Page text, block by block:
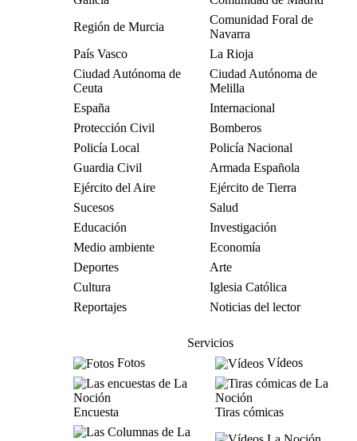
Región de Murcia
Comunidad Foral de
Navarra
País Vasco
La Rioja
Ciudad Autónoma de
Ceuta
Ciudad Autónoma de
Melilla
España
Internacional
Protección Civil
Bomberos
Policía Local
Policía Nacional
Guardia Civil
Armada Española
Ejército del Aire
Ejército de Tierra
Sucesos
Salud
Educación
Investigación
Medio ambiente
Economía
Deportes
Arte
Cultura
Iglesia Católica
Reportajes
Noticias del lector
Servicios
Fotos
Vídeos
Encuesta Tiras cómicas